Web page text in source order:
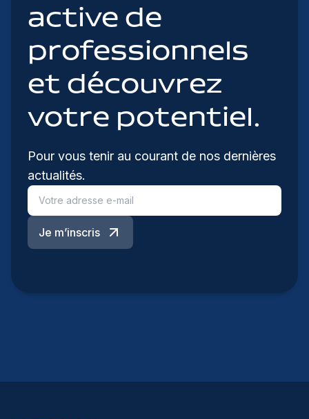
active de
professionnels
et découvrez
votre potentiel.
Pour vous tenir au courant de nos dernières
actualités.
Je m’inscris